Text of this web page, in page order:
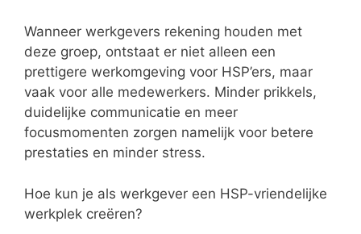
Wanneer werkgevers rekening houden met
deze groep, ontstaat er niet alleen een
prettigere werkomgeving voor HSP’ers, maar
vaak voor alle medewerkers. Minder prikkels,
duidelijke communicatie en meer
focusmomenten zorgen namelijk voor betere
prestaties en minder stress.
Hoe kun je als werkgever een HSP-vriendelijke
werkplek creëren?